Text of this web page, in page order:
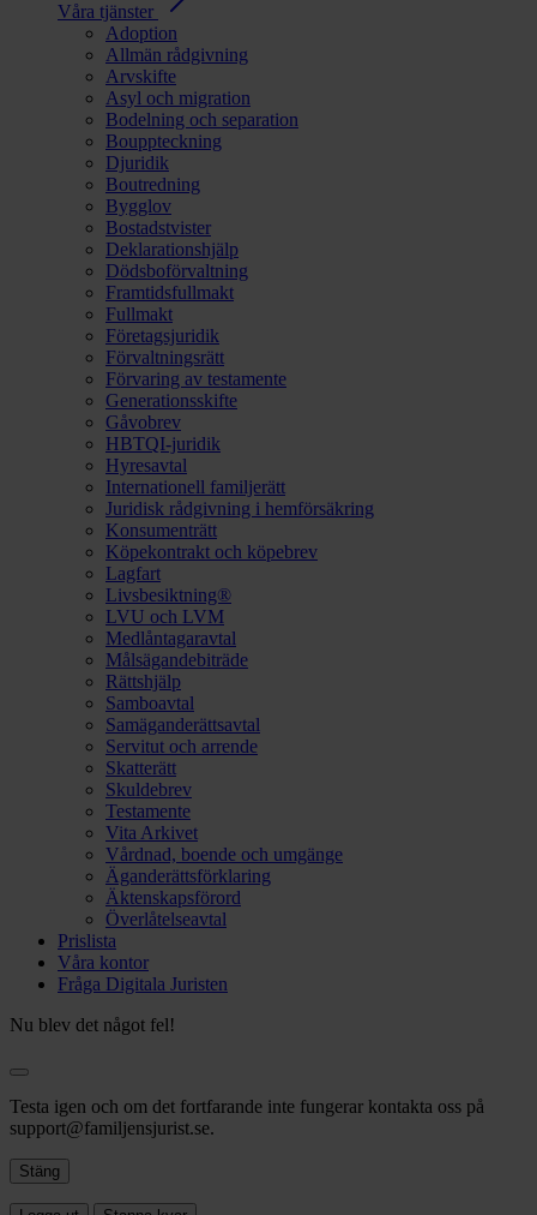
Våra tjänster
Adoption
Allmän rådgivning
Arvskifte
Asyl och migration
Bodelning och separation
Bouppteckning
Djuridik
Boutredning
Bygglov
Bostadstvister
Deklarationshjälp
Dödsboförvaltning
Framtidsfullmakt
Fullmakt
Företagsjuridik
Förvaltningsrätt
Förvaring av testamente
Generationsskifte
Gåvobrev
HBTQI-juridik
Hyresavtal
Internationell familjerätt
Juridisk rådgivning i hemförsäkring
Konsumenträtt
Köpekontrakt och köpebrev
Lagfart
Livsbesiktning®
LVU och LVM
Medlåntagaravtal
Målsägandebiträde
Rättshjälp
Samboavtal
Samäganderättsavtal
Servitut och arrende
Skatterätt
Skuldebrev
Testamente
Vita Arkivet
Vårdnad, boende och umgänge
Äganderättsförklaring
Äktenskapsförord
Överlåtelseavtal
Prislista
Våra kontor
Fråga Digitala Juristen
Nu blev det något fel!
Testa igen och om det fortfarande inte fungerar kontakta oss på
support@familjensjurist.se.
Stäng